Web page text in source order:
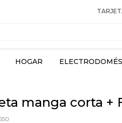
HOGAR
manga corta +